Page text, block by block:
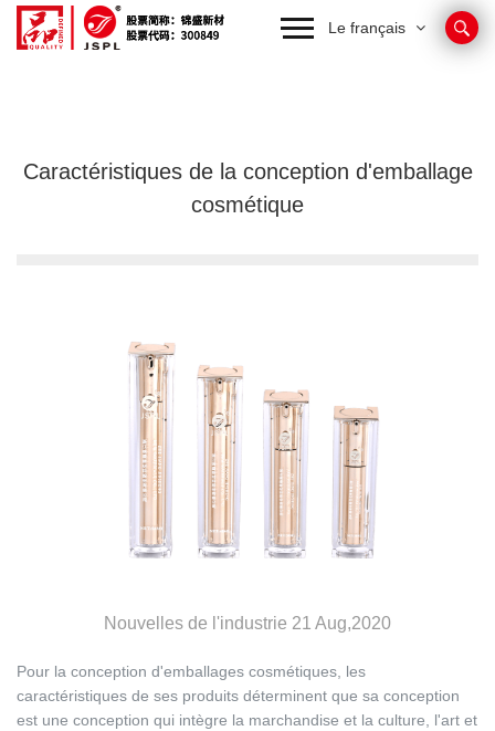
Le français
Caractéristiques de la conception d'emballage
cosmétique
Nouvelles de l'industrie 21 Aug,2020
Pour la conception d'emballages cosmétiques, les
caractéristiques de ses produits déterminent que sa conception
est une conception qui intègre la marchandise et la culture, l'art et